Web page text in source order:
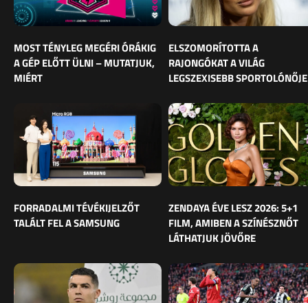
MOST TÉNYLEG MEGÉRI ÓRÁKIG
A GÉP ELŐTT ÜLNI – MUTATJUK,
MIÉRT
ELSZOMORÍTOTTA A
RAJONGÓKAT A VILÁG
LEGSZEXISEBB SPORTOLÓNŐJE
FORRADALMI TÉVÉKIJELZŐT
TALÁLT FEL A SAMSUNG
ZENDAYA ÉVE LESZ 2026: 5+1
FILM, AMIBEN A SZÍNÉSZNŐT
LÁTHATJUK JÖVŐRE